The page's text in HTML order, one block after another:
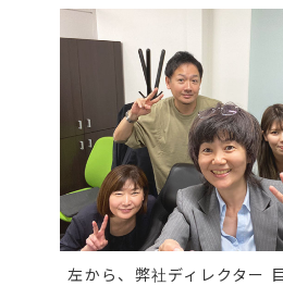
左から、弊社ディレクター